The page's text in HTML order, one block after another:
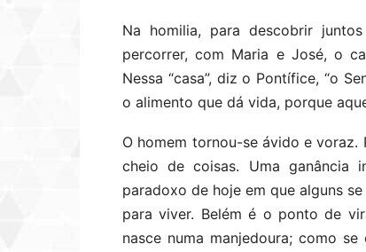
Na homilia, para descobrir
percorrer, com Maria e José, o
Nessa “casa”, diz o Pontífice, “o
o alimento que dá vida, porque
O homem tornou-se ávido e
cheio de coisas. Uma ganância
paradoxo de hoje em que alguns
para viver. Belém é o ponto de
nasce numa manjedoura; como